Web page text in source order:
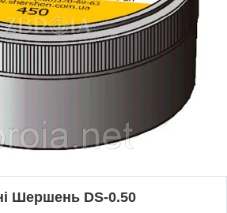
Шершень DS-0.50